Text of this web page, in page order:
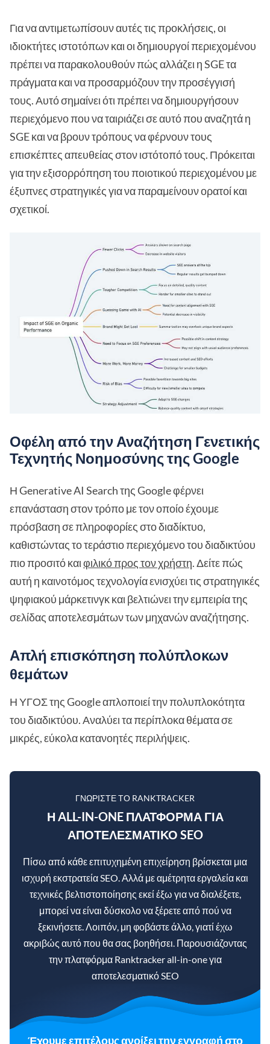
Για να αντιμετωπίσουν αυτές τις προκλήσεις, οι
ιδιοκτήτες ιστοτόπων και οι δημιουργοί περιεχομένου
πρέπει να παρακολουθούν πώς αλλάζει η SGE τα
πράγματα και να προσαρμόζουν την προσέγγισή
τους. Αυτό σημαίνει ότι πρέπει να δημιουργήσουν
περιεχόμενο που να ταιριάζει σε αυτό που αναζητά η
SGE και να βρουν τρόπους να φέρνουν τους
επισκέπτες απευθείας στον ιστότοπό τους. Πρόκειται
για την εξισορρόπηση του ποιοτικού περιεχομένου με
έξυπνες στρατηγικές για να παραμείνουν ορατοί και
σχετικοί.
Οφέλη από την Αναζήτηση Γενετικής
Τεχνητής Νοημοσύνης της Google
Η Generative AI Search της Google φέρνει
επανάσταση στον τρόπο με τον οποίο έχουμε
πρόσβαση σε πληροφορίες στο διαδίκτυο,
καθιστώντας το τεράστιο περιεχόμενο του διαδικτύου
πιο προσιτό καιφιλικό προς τον χρήστη. Δείτε πώς
αυτή η καινοτόμος τεχνολογία ενισχύει τις στρατηγικές
ψηφιακού μάρκετινγκ και βελτιώνει την εμπειρία της
σελίδας αποτελεσμάτων των μηχανών αναζήτησης.
Απλή επισκόπηση πολύπλοκων
θεμάτων
Η ΥΓΟΣ της Google απλοποιεί την πολυπλοκότητα
του διαδικτύου. Αναλύει τα περίπλοκα θέματα σε
μικρές, εύκολα κατανοητές περιλήψεις.
ΓΝΩΡΊΣΤΕ ΤΟ RANKTRACKER
Η ALL-IN-ONE ΠΛΑΤΦΌΡΜΑ ΓΙΑ
ΑΠΟΤΕΛΕΣΜΑΤΙΚΌ SEO
Πίσω από κάθε επιτυχημένη επιχείρηση βρίσκεται μια
ισχυρή εκστρατεία SEO. Αλλά με αμέτρητα εργαλεία και
τεχνικές βελτιστοποίησης εκεί έξω για να διαλέξετε,
μπορεί να είναι δύσκολο να ξέρετε από πού να
ξεκινήσετε. Λοιπόν, μη φοβάστε άλλο, γιατί έχω
ακριβώς αυτό που θα σας βοηθήσει. Παρουσιάζοντας
την πλατφόρμα Ranktracker all-in-one για
αποτελεσματικό SEO
Έχουμε επιτέλους ανοίξει την εγγραφή στο